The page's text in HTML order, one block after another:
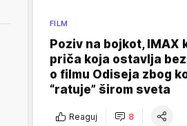
FILM
Poziv na bojkot, IMAX
priča koja ostavlja bez
o filmu Odiseja zbog
“ratuje” širom sveta
Reaguj 8